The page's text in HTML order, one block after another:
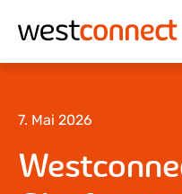
Hauptnavigation
7. Mai 2026